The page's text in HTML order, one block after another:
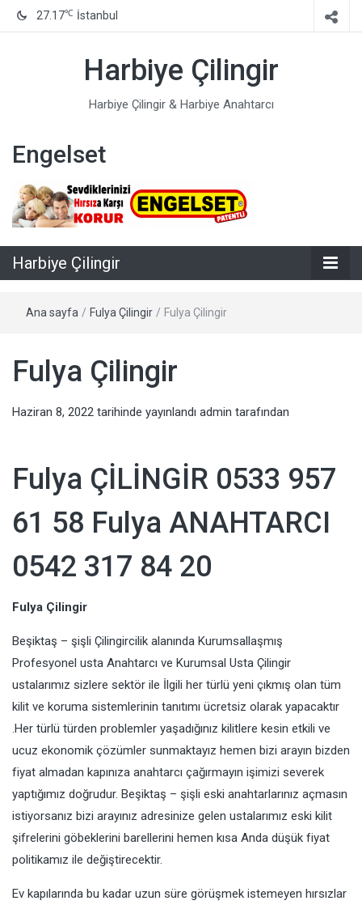
27.17℃ İstanbul
Harbiye Çilingir
Harbiye Çilingir & Harbiye Anahtarcı
Engelset
Harbiye Çilingir
Ana sayfa / Fulya Çilingir / Fulya Çilingir
Fulya Çilingir
Haziran 8, 2022 tarihinde yayınlandı admin tarafından
Fulya ÇİLİNGİR 0533 957
61 58 Fulya ANAHTARCI
0542 317 84 20
Fulya Çilingir
Beşiktaş – şişli Çilingircilik alanında Kurumsallaşmış
Profesyonel usta Anahtarcı ve Kurumsal Usta Çilingir
ustalarımız sizlere sektör ile İlgili her türlü yeni çıkmış olan tüm
kilit ve koruma sistemlerinin tanıtımı ücretsiz olarak yapacaktır
.Her türlü türden problemler yaşadığınız kilitlere kesin etkili ve
ucuz ekonomik çözümler sunmaktayız hemen bizi arayın bizden
fiyat almadan kapınıza anahtarcı çağırmayın işimizi severek
yaptığımız doğrudur. Beşiktaş – şişli eski anahtarlarınız açmasın
istiyorsanız bizi arayınız adresinize gelen ustalarımız eski kilit
şifrelerini göbeklerini barellerini hemen kısa Anda düşük fiyat
politikamız ile değiştirecektir.
Ev kapılarında bu kadar uzun süre görüşmek istemeyen hırsızlar